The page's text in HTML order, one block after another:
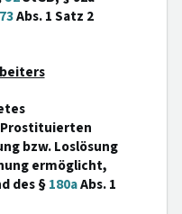
73Abs. 1 Satz 2
bzw. Loslösung
ermöglicht,
des §180aAbs. 1